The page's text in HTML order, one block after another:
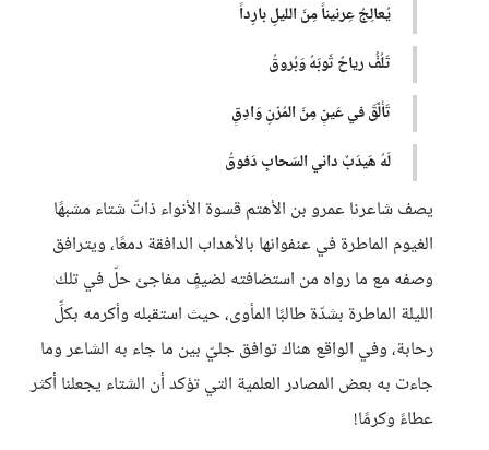
يُعالِجُ عِرنيناً مِنَ الليلِ بارِداً
تَلُفُّ رياحٌ ثَوبَهُ وَبُروقُ
تَأَلَّقَ في عَينٍ مِنَ المُزنِ وَادِقٍ
لَهُ هَيدَبٌ داني السَحابِ دَفوقُ
يصف شاعرنا عمرو بن الأهتم قسوة الأنواء ذاتّ شتاء مشبهًا
الغيوم الماطرة في عنفوانها بالأهداب الدافقة دمعًا، ويترافق
وصفه مع ما رواه من استضافته لضيفٍ مفاجئ حلّ في تلك
الليلة الماطرة بشدّة طالبًا المأوى، حيث استقبله وأكرمه بكلِّ
رحابة، وفي الواقع هناك توافق جليّ بين ما جاء به الشاعر وما
جاءت به بعض المصادر العلمية التي تؤكد أن الشتاء يجعلنا أكثر
عطاءً وكرمًا!